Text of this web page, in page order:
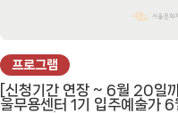
프로그램
[신청기간 연장 ~ 6월 20일
울무용센터 1기 입주예술가 6